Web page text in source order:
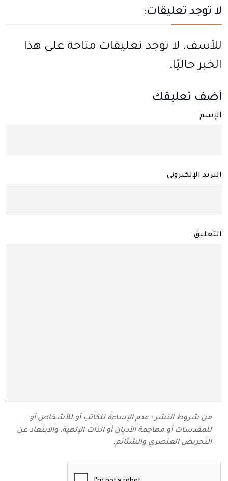
لا توجد تعليقات:
للأسف، لا توجد تعليقات متاحة على هذا
الخبر حاليًا.
أضف تعليقك
الإسم
البريد الإلكتروني
التعليق
من شروط النشر : عدم الإساءة للكاتب أو للأشخاص أو
للمقدسات أو مهاجمة الأديان أو الذات الإلهية، والابتعاد عن
التحريض العنصري والشتائم‬.